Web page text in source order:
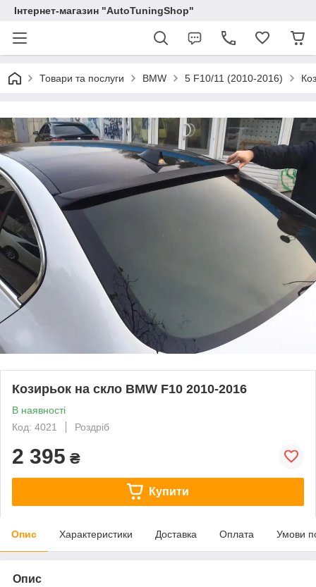
Інтернет-магазин "AutoTuningShop"
Товари та послуги BMW 5 F10/11 (2010-2016)
Козирьок на скло BMW F10 2010-2016
В наявності
Код: 4021
Роздріб
2 395 ₴
Купити
Опис Характеристики Доставка Оплата Умови
Опис